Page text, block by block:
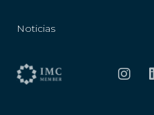
Noticias